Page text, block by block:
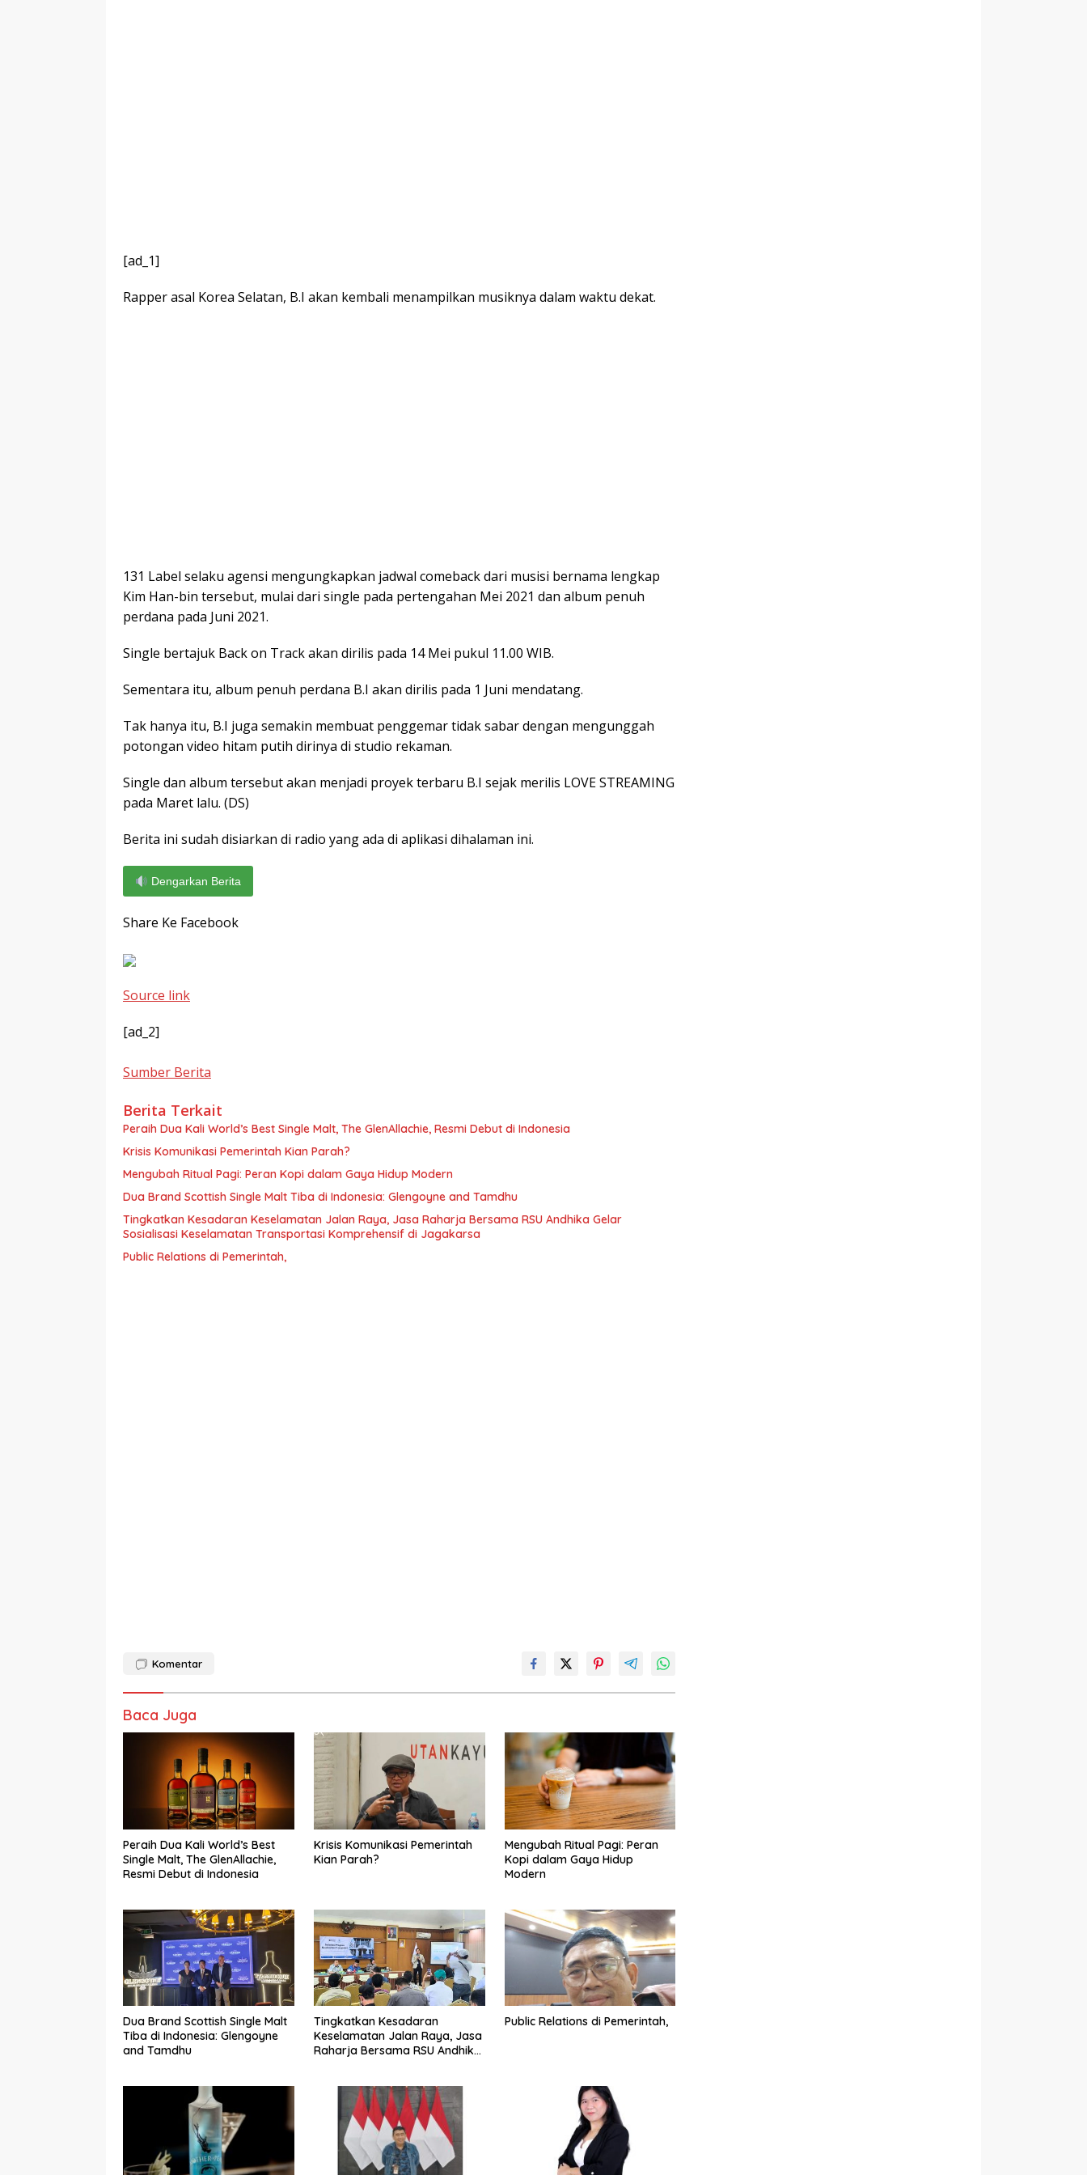
[ad_1]
Rapper asal Korea Selatan, B.I akan kembali menampilkan musiknya dalam waktu dekat.
131 Label selaku agensi mengungkapkan jadwal comeback dari musisi bernama lengkap
Kim Han-bin tersebut, mulai dari single pada pertengahan Mei 2021 dan album penuh
perdana pada Juni 2021.
Single bertajuk Back on Track akan dirilis pada 14 Mei pukul 11.00 WIB.
Sementara itu, album penuh perdana B.I akan dirilis pada 1 Juni mendatang.
Tak hanya itu, B.I juga semakin membuat penggemar tidak sabar dengan mengunggah
potongan video hitam putih dirinya di studio rekaman.
Single dan album tersebut akan menjadi proyek terbaru B.I sejak merilis LOVE STREAMING
pada Maret lalu. (DS)
Berita ini sudah disiarkan di radio yang ada di aplikasi dihalaman ini.
Dengarkan Berita
Share Ke Facebook
Source link
[ad_2]
Sumber Berita
Berita Terkait
Peraih Dua Kali World’s Best Single Malt, The GlenAllachie, Resmi Debut di Indonesia
Krisis Komunikasi Pemerintah Kian Parah?
Mengubah Ritual Pagi: Peran Kopi dalam Gaya Hidup Modern
Dua Brand Scottish Single Malt Tiba di Indonesia: Glengoyne and Tamdhu
Tingkatkan Kesadaran Keselamatan Jalan Raya, Jasa Raharja Bersama RSU Andhika Gelar
Sosialisasi Keselamatan Transportasi Komprehensif di Jagakarsa
Public Relations di Pemerintah,
Komentar
Baca Juga
Peraih Dua Kali World’s Best
Single Malt, The GlenAllachie,
Resmi Debut di Indonesia
Krisis Komunikasi Pemerintah
Kian Parah?
Mengubah Ritual Pagi: Peran
Kopi dalam Gaya Hidup
Modern
Dua Brand Scottish Single Malt
Tiba di Indonesia: Glengoyne
and Tamdhu
Tingkatkan Kesadaran
Keselamatan Jalan Raya, Jasa
Raharja Bersama RSU Andhika
Jagakarsa
Public Relations di Pemerintah,